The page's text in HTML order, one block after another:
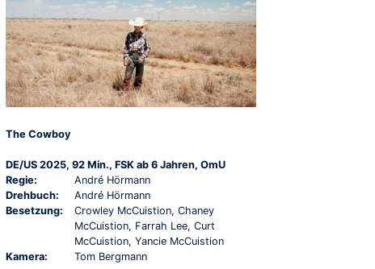
The Cowboy
DE/US 2025, 92 Min., FSK ab 6 Jahren, OmU
Regie:
André Hörmann
Drehbuch:
André Hörmann
Besetzung:
Crowley McCuistion, Chaney
McCuistion, Farrah Lee, Curt
McCuistion, Yancie McCuistion
Kamera:
Tom Bergmann